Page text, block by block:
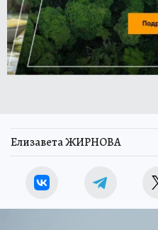
Елизавета ЖИРНОВА